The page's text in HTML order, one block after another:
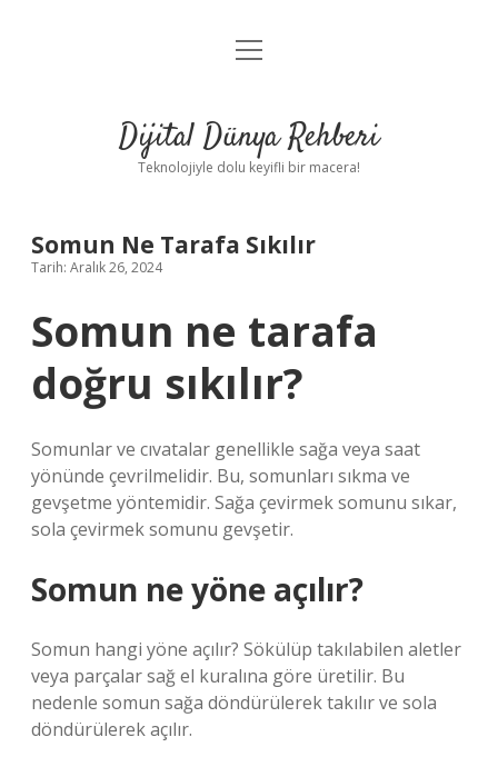
Anasayfa
Yasal Uyarı
menüyü
Dijital Dünya Rehberi
Teknolojiyle dolu keyifli bir macera!
Somun Ne Tarafa Sıkılır
Tarih: Aralık 26, 2024
Somun ne tarafa
doğru sıkılır?
Somunlar ve cıvatalar genellikle sağa veya saat
yönünde çevrilmelidir. Bu, somunları sıkma ve
gevşetme yöntemidir. Sağa çevirmek somunu sıkar,
sola çevirmek somunu gevşetir.
Somun ne yöne açılır?
Somun hangi yöne açılır? Sökülüp takılabilen aletler
veya parçalar sağ el kuralına göre üretilir. Bu
nedenle somun sağa döndürülerek takılır ve sola
döndürülerek açılır.